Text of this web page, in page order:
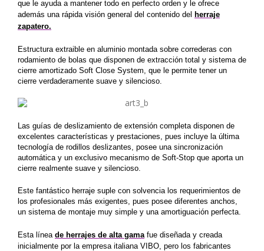
que le ayuda a mantener todo en perfecto orden y le ofrece
además una rápida visión general del contenido del herraje
zapatero.
Estructura extraible en aluminio montada sobre correderas con
rodamiento de bolas que disponen de extracción total y sistema de
cierre amortizado Soft Close System, que le permite tener un
cierre verdaderamente suave y silencioso.
Las guías de deslizamiento de extensión completa disponen de
excelentes características y prestaciones, pues incluye la última
tecnología de rodillos deslizantes, posee una sincronización
automática y un exclusivo mecanismo de Soft-Stop que aporta un
cierre realmente suave y silencioso.
Este fantástico herraje suple con solvencia los requerimientos de
los profesionales más exigentes, pues posee diferentes anchos,
un sistema de montaje muy simple y una amortiguación perfecta.
Esta línea de herrajes de alta gama fue diseñada y creada
inicialmente por la empresa italiana VIBO, pero los fabricantes